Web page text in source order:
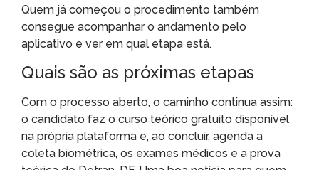
Quem já começou o procedimento também
consegue acompanhar o andamento pelo
aplicativo e ver em qual etapa está.
Quais são as próximas etapas
Com o processo aberto, o caminho continua assim:
o candidato faz o curso teórico gratuito disponível
na própria plataforma e, ao concluir, agenda a
coleta biométrica, os exames médicos e a prova